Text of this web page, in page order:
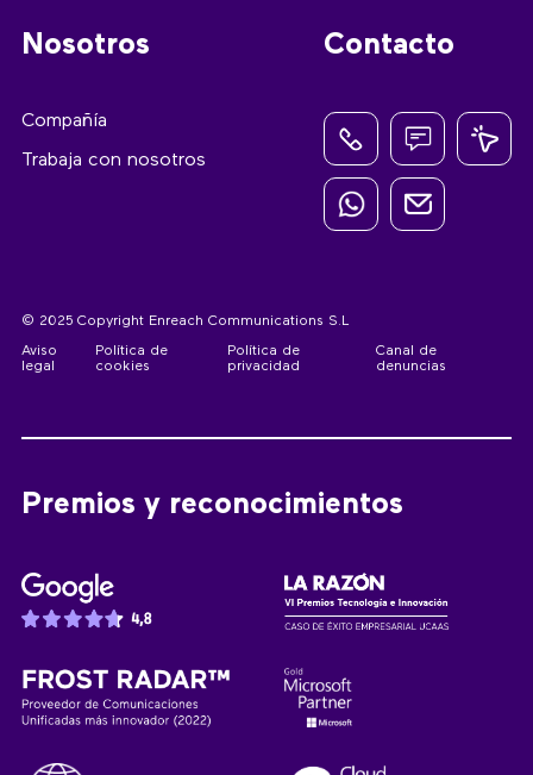
Nosotros
Compañía
Trabaja con nosotros
Contacto
© 2025 Copyright Enreach Communications S.L
Aviso
legal
Política de
cookies
Política de
privacidad
Canal de
denuncias
Premios y reconocimientos